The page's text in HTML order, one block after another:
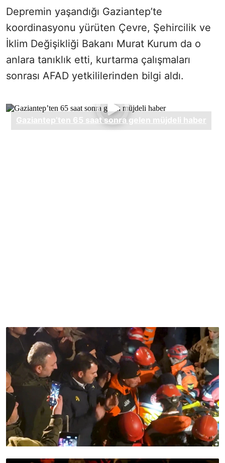
Depremin yaşandığı Gaziantep’te
koordinasyonu yürüten Çevre, Şehircilik ve
İklim Değişikliği Bakanı Murat Kurum da o
anlara tanıklık etti, kurtarma çalışmaları
sonrası AFAD yetkililerinden bilgi aldı.